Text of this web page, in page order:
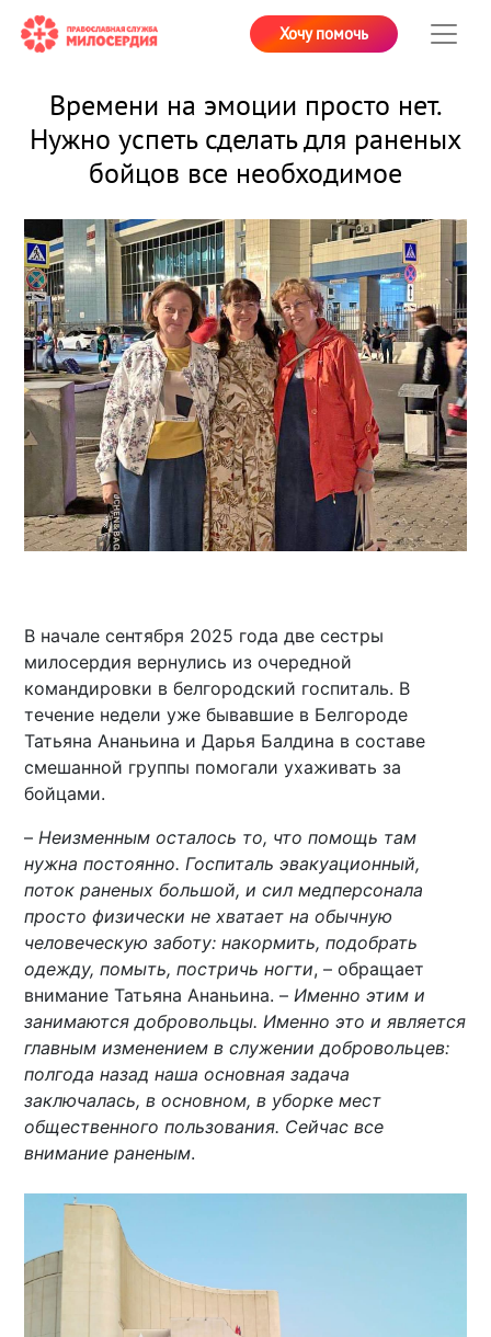
Хочу помочь
Времени на эмоции просто нет.
Нужно успеть сделать для раненых
бойцов все необходимое
В начале сентября 2025 года две сестры
милосердия вернулись из очередной
командировки в белгородский госпиталь. В
течение недели уже бывавшие в Белгороде
Татьяна Ананьина и Дарья Балдина в составе
смешанной группы помогали ухаживать за
бойцами.
– Неизменным осталось то, что помощь там
нужна постоянно. Госпиталь эвакуационный,
поток раненых большой, и сил медперсонала
просто физически не хватает на обычную
человеческую заботу: накормить, подобрать
одежду, помыть, постричь ногти, – обращает
внимание Татьяна Ананьина. – Именно этим и
занимаются добровольцы. Именно это и является
главным изменением в служении добровольцев:
полгода назад наша основная задача
заключалась, в основном, в уборке мест
общественного пользования. Сейчас все
внимание раненым.